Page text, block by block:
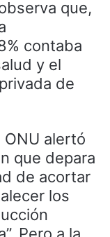
que,
contaba
y el
de
ONU alertó
que depara
de acortar
los